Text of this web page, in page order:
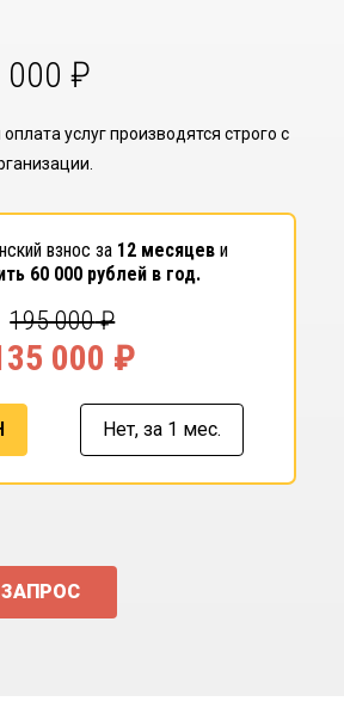
000 ₽
услуг производятся строго с
взнос за 12 месяцеви
60 000 рублей в год.
195 000₽
000 ₽
Нет, за 1 мес.